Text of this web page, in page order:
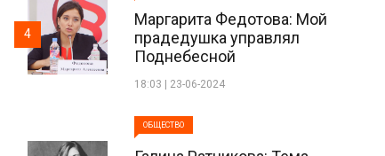
Маргарита Федотова: Мой
прадедушка управлял
Поднебесной
18:03 | 23-06-2024
4
ОБЩЕСТВО